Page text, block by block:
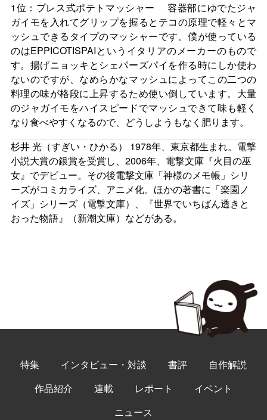
1位：プレス式ポテトマッシャー 容器部にゆでたジャ
ガイモを入れてグリップを握るとテコの原理で軽々とマ
ッシュできるタイプのマッシャーです。僕が使っている
のはEPPICOTISPAIというイタリアのメーカーのもので
す。揚げニョッキとシェパーズパイを作る時にしか使わ
ないのですが、なめらかなマッシュによってこの二つの
料理の味が格段に上昇するため使い倒しています。大量
のジャガイモをハイスピードでマッシュできて味も軽く
なり食べやすくなるので、どうしようもなく肥ります。
杉井 光（すぎい・ひかる） 1978年、東京都生まれ。電撃
小説大賞の銀賞を受賞し、2006年、電撃文庫『火目の巫
女』でデビュー。その後電撃文庫「神様のメモ帳」シリ
ーズがコミカライズ、アニメ化。ほかの著書に「楽園ノ
イズ」シリーズ（電撃文庫）、『世界でいちばん透きと
おった物語』（新潮文庫）などがある。
特集 インタビュー・対談 書評
自作解説
作品紹介
連載 レポート
イベント
ニュース